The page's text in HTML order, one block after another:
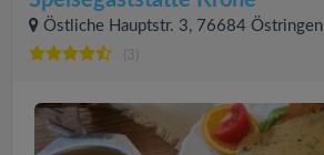
Östliche Hauptstr. 3, 76684 Östringen
(3)